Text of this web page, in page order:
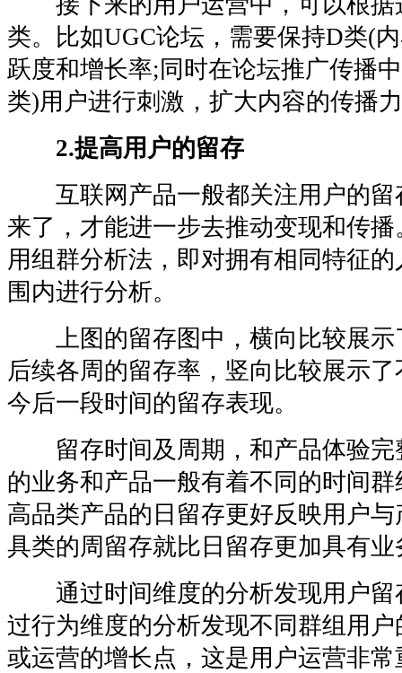
类。比如UGC论坛，需要保持D类(
跃度和增长率;同时在论坛推广传播
类)用户进行刺激，扩大内容的传播
2.提高用户的留存
互联网产品一般都关注用户的留
来了，才能进一步去推动变现和传
用组群分析法，即对拥有相同特征
围内进行分析。
上图的留存图中，横向比较展示
后续各周的留存率，竖向比较展示
今后一段时间的留存表现。
留存时间及周期，和产品体验完
的业务和产品一般有着不同的时间
高品类产品的日留存更好反映用户
具类的周留存就比日留存更加具有业
通过时间维度的分析发现用户留
过行为维度的分析发现不同群组用
或运营的增长点，这是用户运营非